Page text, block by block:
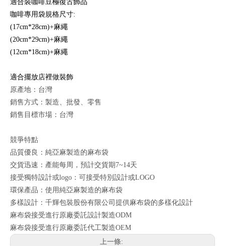
適合裝咖啡豆極復古飾品
咖啡專用袋規格尺寸:
(17cm*28cm)+麻繩
(20cm*29cm)+麻繩
(12cm*18cm)+麻繩
適合擺放店裡做裝飾
原產地：台灣
銷售方式：製造、批發、零售
銷售目標市場：台灣
競爭特點
品質優良：純亞麻製造的麻布袋
交貨迅速：產能每周，預計交貨期7~14天
接受獨特設計或logo：可接受特別設計或LOGO
環保產品：使用純亞麻製造的麻布袋
多樣設計：千輝包裝股份有限公司提供麻布袋的多樣化設計
麻布袋接受進行原廠委託設計製造ODM
麻布袋接受進行原廠委託代工製造OEM
上一條: